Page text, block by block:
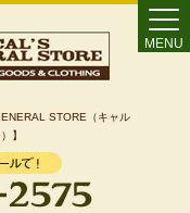
STORE（キャル
】
MENU